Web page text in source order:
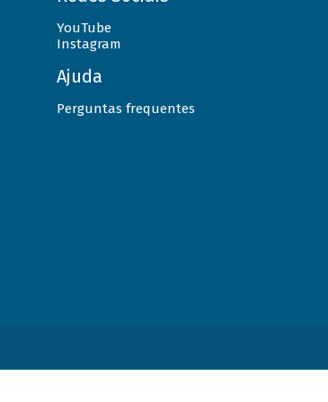
YouTube
Instagram
Ajuda
Perguntas frequentes